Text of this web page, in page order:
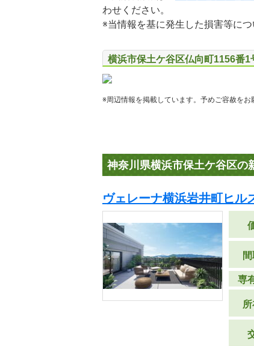
わせください。
※当情報を基に発生した損害等に
横浜市保土ケ谷区仏向町1156番1
※周辺情報を掲載しています。予めご容赦をお
神奈川県横浜市保土ケ谷区の
ヴェレーナ横浜岩井町ヒ
専